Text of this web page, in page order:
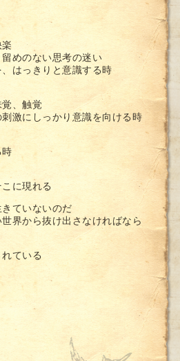
めのない思考の迷い
はっきりと意識する時
、触覚
激にしっかり意識を向ける時
時
に現れる
ていないのだ
界から抜け出さなければなら
ている